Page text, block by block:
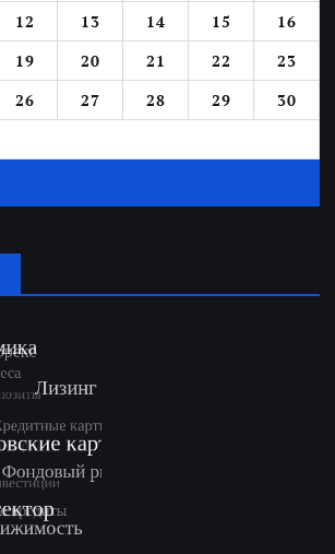
12 13 14 15
16
19 20 21 22
23
26 27 28 29
30